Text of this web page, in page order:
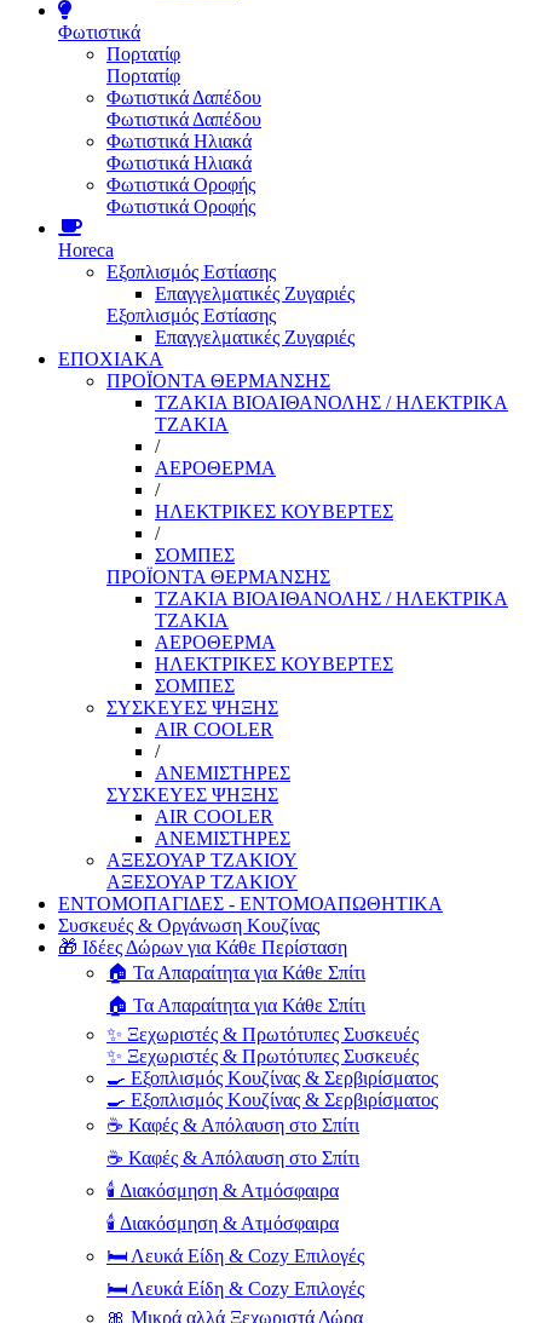
Φωτιστικά
Πορτατίφ
Πορτατίφ
Φωτιστικά Δαπέδου
Φωτιστικά Δαπέδου
Φωτιστικά Ηλιακά
Φωτιστικά Ηλιακά
Φωτιστικά Οροφής
Φωτιστικά Οροφής
Horeca
Εξοπλισμός Εστίασης
Επαγγελματικές Ζυγαριές
Εξοπλισμός Εστίασης
Επαγγελματικές Ζυγαριές
ΕΠΟΧΙΑΚΑ
ΠΡΟΪΟΝΤΑ ΘΕΡΜΑΝΣΗΣ
ΤΖΑΚΙΑ ΒΙΟΑΙΘΑΝΟΛΗΣ / ΗΛΕΚΤΡΙΚΑ
ΤΖΑΚΙΑ
/
ΑΕΡΟΘΕΡΜΑ
/
ΗΛΕΚΤΡΙΚΕΣ ΚΟΥΒΕΡΤΕΣ
/
ΣΟΜΠΕΣ
ΠΡΟΪΟΝΤΑ ΘΕΡΜΑΝΣΗΣ
ΤΖΑΚΙΑ ΒΙΟΑΙΘΑΝΟΛΗΣ / ΗΛΕΚΤΡΙΚΑ
ΤΖΑΚΙΑ
ΑΕΡΟΘΕΡΜΑ
ΗΛΕΚΤΡΙΚΕΣ ΚΟΥΒΕΡΤΕΣ
ΣΟΜΠΕΣ
ΣΥΣΚΕΥΕΣ ΨΗΞΗΣ
AIR COOLER
/
ΑΝΕΜΙΣΤΗΡΕΣ
ΣΥΣΚΕΥΕΣ ΨΗΞΗΣ
AIR COOLER
ΑΝΕΜΙΣΤΗΡΕΣ
ΑΞΕΣΟΥΑΡ ΤΖΑΚΙΟΥ
ΑΞΕΣΟΥΑΡ ΤΖΑΚΙΟΥ
ΕΝΤΟΜΟΠΑΓΙΔΕΣ - ΕΝΤΟΜΟΑΠΩΘΗΤΙΚΑ
Συσκευές & Οργάνωση Κουζίνας
🎁 Ιδέες Δώρων για Κάθε Περίσταση
🏠 Τα Απαραίτητα για Κάθε Σπίτι
🏠 Τα Απαραίτητα για Κάθε Σπίτι
✨ Ξεχωριστές & Πρωτότυπες Συσκευές
✨ Ξεχωριστές & Πρωτότυπες Συσκευές
🍳 Εξοπλισμός Κουζίνας & Σερβιρίσματος
🍳 Εξοπλισμός Κουζίνας & Σερβιρίσματος
☕ Καφές & Απόλαυση στο Σπίτι
☕ Καφές & Απόλαυση στο Σπίτι
🕯️ Διακόσμηση & Ατμόσφαιρα
🕯️ Διακόσμηση & Ατμόσφαιρα
🛏️ Λευκά Είδη & Cozy Επιλογές
🛏️ Λευκά Είδη & Cozy Επιλογές
🎀 Μικρά αλλά Ξεχωριστά Δώρα